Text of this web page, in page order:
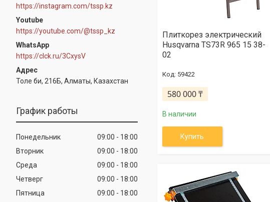
https://instagram.com/tssp.kz
Youtube
https://youtube.com/@tssp_kz
WhatsApp
https://clck.ru/3CxysV
Толе би, 216Б, Алматы, Казахстан
График работы
Понедельник 09:00
18:00
Вторник
09:00
18:00
Среда
09:00
18:00
Четверг
09:00
18:00
Пятница
09:00
18:00
Плиткорез электрический
Husqvarna TS73R 965 15 38-
02
59422
580 000 ₸
В наличии
Купить